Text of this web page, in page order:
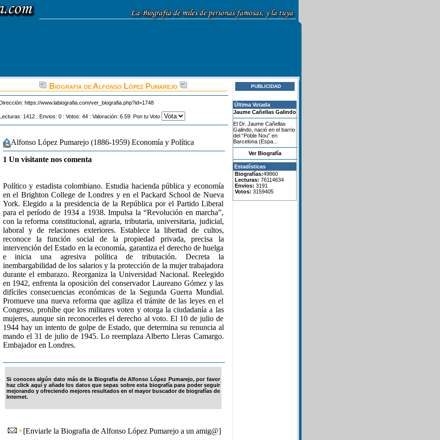
Biografia de Alfonso López Pumarejo
https://www.labiografia.com/ver_biografia.php?id=1748
1412 : Envios: 0 : Votos: 44 : Valoración: 6.59: Pon tu Voto
Alfonso López Pumarejo (1886-1959) Economía y Política
1 Un visitante nos comenta
Político y estadista colombiano. Estudia hacienda pública y economía
en el Brighton College de Londres y en el Packard School de Nueva
York. Elegido a la presidencia de la República por el Partido Liberal
para el período de 1934 a 1938. Impulsa la “Revolución en marcha”,
con la reforma constitucional, agraria, tributaria, universitaria, judicial,
laboral y de relaciones exteriores. Establece la libertad de cultos,
reconoce la función social de la propiedad privada, precisa la
intervención del Estado en la economía, garantiza el derecho de huelga
e inicia una agresiva política de tributación. Decreta la
inembargabilidad de los salarios y la protección de la mujer trabajadora
durante el embarazo. Reorganiza la Universidad Nacional. Reelegido
en 1942, enfrenta la oposición del conservador Laureano Gómez y las
difíciles consecuencias económicas de la Segunda Guerra Mundial.
Promueve una nueva reforma que agiliza el trámite de las leyes en el
Congreso, prohíbe que los militares voten y otorga la ciudadanía a las
mujeres, aunque sin reconocerles el derecho al voto. El 10 de julio de
1944 hay un intento de golpe de Estado, que determina su renuncia al
mando el 31 de julio de 1945. Lo reemplaza Alberto Lleras Camargo.
Embajador en Londres.
Si conoces algún dato más de la Biografia de Alfonso López Pumarejo, por favor
haz click aquí y añade los datos que sepas sobre esta biografía para poder seguir
mejorando y ofreciendo mejores resultados en el mayor buscador de biografías de
Internet.
[Enviarle la Biografia de Alfonso López Pumarejo a un amig@]
PUBLICIDAD
Última Votada
Jaume Cañellas Galindo
El Dr. Jaume Cañellas
Galindo, nació en el barrio
del “Poble Nou” en
Barcelona (Espa...
Ver Biografía
Estadísticas
Biografías:49860
Lecturas: 76114634
Envios: 3191
Votos: 3159405